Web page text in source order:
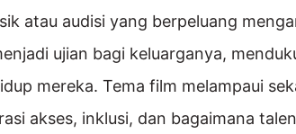
atau audisi yang berpeluang
ujian bagi keluarganya,
mereka. Tema film melampaui
akses, inklusi, dan bagaimana